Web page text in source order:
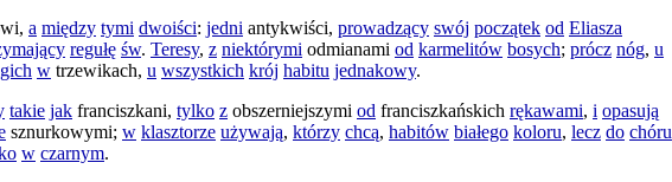
, a między tymi dwoiści: jedni antykwiści, prowadzący swój początek od Eliasza
regułę św. Teresy, z niektórymi odmianami od karmelitów bosych; prócz nóg, u
w trzewikach, u wszystkich krój habitu jednakowy.
takie jak franciszkani, tylko z obszerniejszymi od franciszkańskich rękawami, i opasują
sznurkowymi; w klasztorze używają, którzy chcą, habitów białego koloru, lecz do chóru
w czarnym.